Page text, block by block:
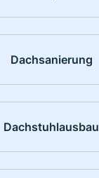
Dachsanierung
Dachstuhlausbau